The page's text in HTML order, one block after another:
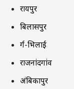
रायपुर
बिलासपुर
दुर्ग-भिलाई
राजनांदगांव
अंबिकापुर